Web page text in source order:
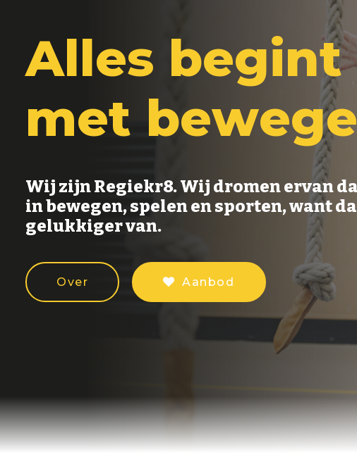
Alles begint
met bewege
Wij zijn Regiekr8. Wij dromen ervan
in bewegen, spelen en sporten, want
gelukkiger van.
Over Aanbod